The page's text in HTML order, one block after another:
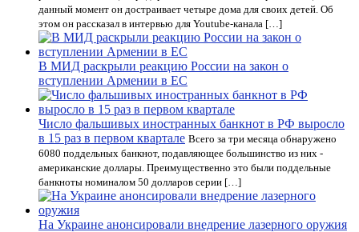
данный момент он достраивает четыре дома для своих детей. Об
этом он рассказал в интервью для Youtube-канала […]
В МИД раскрыли реакцию России на закон о
вступлении Армении в ЕС
Число фальшивых иностранных банкнот в РФ выросло
в 15 раз в первом квартале Всего за три месяца обнаружено
6080 поддельных банкнот, подавляющее большинство из них -
американские доллары. Преимущественно это были поддельные
банкноты номиналом 50 долларов серии […]
На Украине анонсировали внедрение лазерного оружия